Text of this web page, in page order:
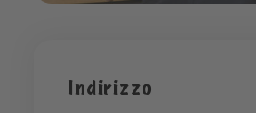
Indirizzo